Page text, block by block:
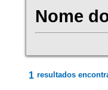
Nome
1 resultados